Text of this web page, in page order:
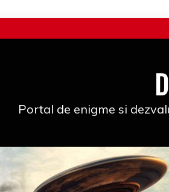
Portal de enigme si